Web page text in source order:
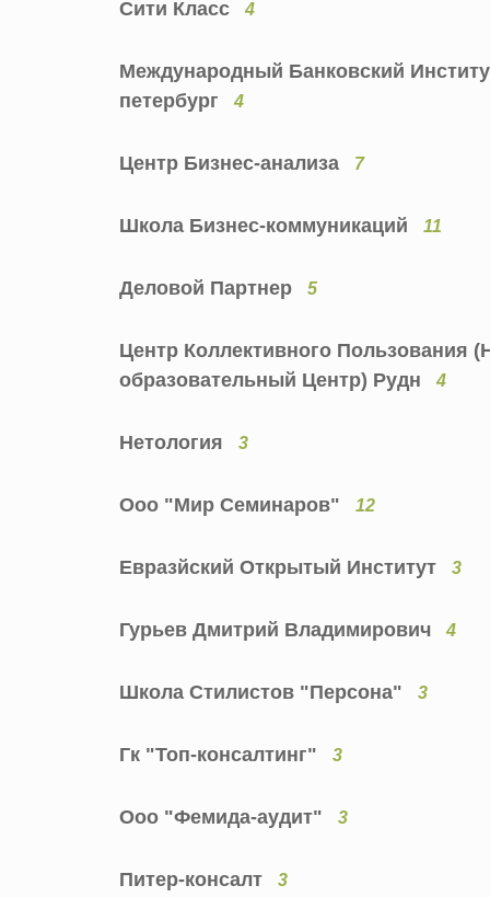
Сити Класс 4
Международный Банковский
петербург
4
Центр Бизнес-анализа 7
Школа Бизнес-коммуникаций 11
Деловой Партнер 5
Центр Коллективного Пользования
образовательный Центр) Рудн
4
Нетология 3
Ооо "Мир Семинаров" 12
Евразйский Открытый Институт 3
Гурьев Дмитрий Владимирович 4
Школа Стилистов "Персона" 3
Гк "Топ-консалтинг" 3
Ооо "Фемида-аудит" 3
Питер-консалт 3